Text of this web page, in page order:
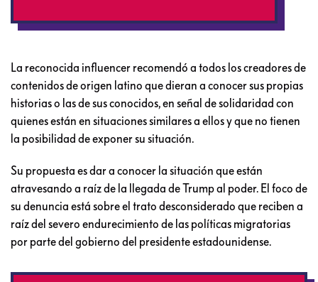
La reconocida influencer recomendó a todos los creadores de
contenidos de origen latino que dieran a conocer sus propias
historias o las de sus conocidos, en señal de solidaridad con
quienes están en situaciones similares a ellos y que no tienen
la posibilidad de exponer su situación.
Su propuesta es dar a conocer la situación que están
atravesando a raíz de la llegada de Trump al poder. El foco de
su denuncia está sobre el trato desconsiderado que reciben a
raíz del severo endurecimiento de las políticas migratorias
por parte del gobierno del presidente estadounidense.